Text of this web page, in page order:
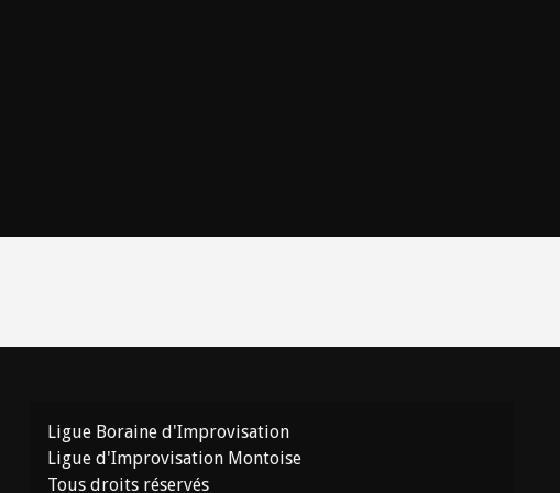
Ligue Boraine d'Improvisation
Ligue d'Improvisation Montoise
Tous droits réservés